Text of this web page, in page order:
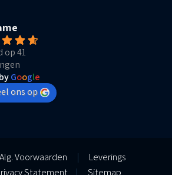
op 41
Google
ons op
Alg. Voorwaarden |
Leverings
Statement | Sitemap